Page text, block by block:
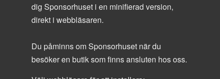
dig Sponsorhuset i en minifierad version,
direkt i webbläsaren.
Du påminns om Sponsorhuset när du
besöker en butik som finns ansluten hos oss.